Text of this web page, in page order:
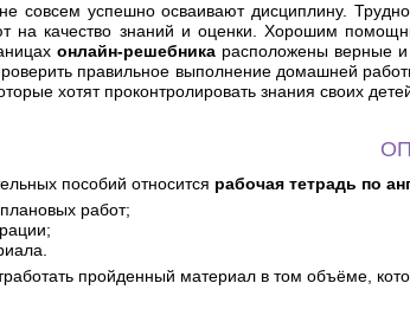
совсем успешно осваивают дисциплину.
на качество знаний и оценки. Хорошим
онлайн-решебника расположены верные
правильное выполнение домашней
хотят проконтролировать знания своих
пособий относится рабочая тетрадь по
работ;
пройденный материал в том объёме,